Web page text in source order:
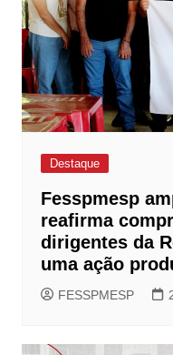
Destaque
Fesspmesp
reafirma
dirigentes da
uma ação
FESSPMESP